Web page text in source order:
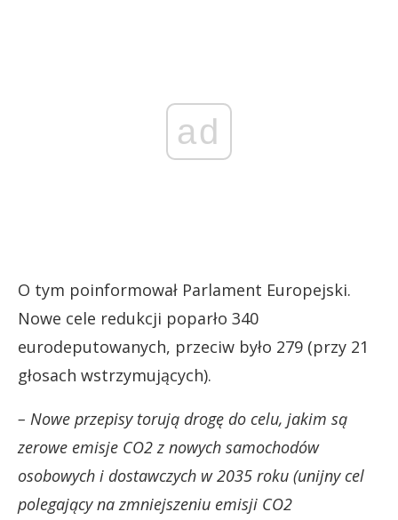
ad
O tym poinformował Parlament Europejski.
Nowe cele redukcji poparło 340
eurodeputowanych, przeciw było 279 (przy 21
głosach wstrzymujących).
– Nowe przepisy torują drogę do celu, jakim są
zerowe emisje CO2 z nowych samochodów
osobowych i dostawczych w 2035 roku (unijny cel
polegający na zmniejszeniu emisji CO2